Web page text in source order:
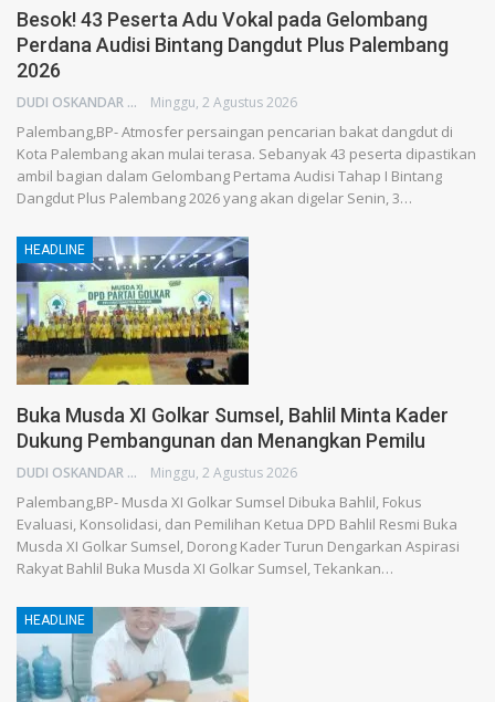
Besok! 43 Peserta Adu Vokal pada Gelombang
Perdana Audisi Bintang Dangdut Plus Palembang
2026
DUDI OSKANDAR Minggu, 2 Agustus 2026
Palembang,BP- Atmosfer persaingan pencarian bakat dangdut di
Kota Palembang akan mulai terasa. Sebanyak 43 peserta dipastikan
ambil bagian dalam Gelombang Pertama Audisi Tahap I Bintang
Dangdut Plus Palembang 2026 yang akan digelar Senin, 3…
HEADLINE
Buka Musda XI Golkar Sumsel, Bahlil Minta Kader
Dukung Pembangunan dan Menangkan Pemilu
DUDI OSKANDAR Minggu, 2 Agustus 2026
Palembang,BP- Musda XI Golkar Sumsel Dibuka Bahlil, Fokus
Evaluasi, Konsolidasi, dan Pemilihan Ketua DPD Bahlil Resmi Buka
Musda XI Golkar Sumsel, Dorong Kader Turun Dengarkan Aspirasi
Rakyat Bahlil Buka Musda XI Golkar Sumsel, Tekankan…
HEADLINE